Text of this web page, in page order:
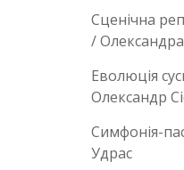
Сценічна
/
Еволюція
Олександр
Симфонія-
Удрас